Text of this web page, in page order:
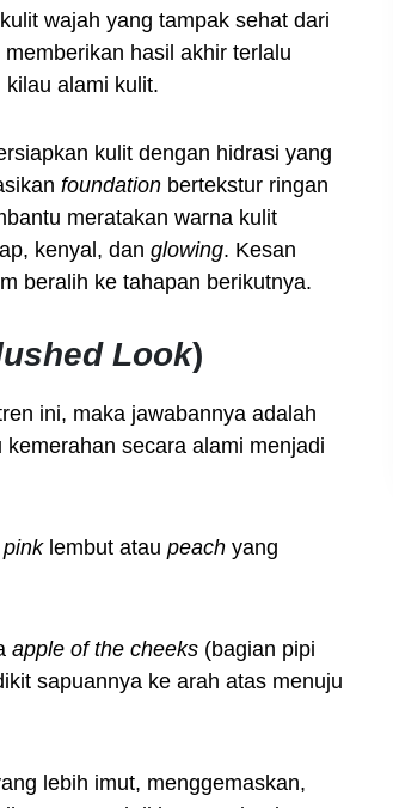
wajah yang tampak sehat dari
hasil akhir terlalu
alami kulit.
kulit dengan hidrasi yang
foundation bertekstur ringan
meratakan warna kulit
kenyal, dan glowing. Kesan
beralih ke tahapan berikutnya.
Look)
ini, maka jawabannya adalah
secara alami menjadi
pinklembut atau peach yang
apple of the cheeks (bagian pipi
sapuannya ke arah atas menuju
lebih imut, menggemaskan,